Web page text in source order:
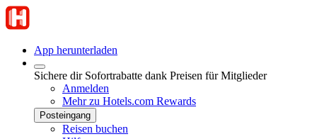
App herunterladen
Sichere dir Sofortrabatte dank Preisen für Mitglieder
Anmelden
Mehr zu Hotels.com Rewards
Posteingang
Reisen buchen